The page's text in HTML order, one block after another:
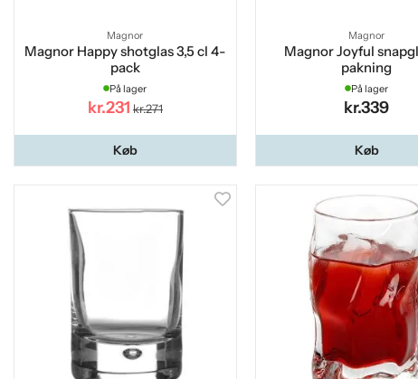
Magnor
Magnor Happy shotglas 3,5 cl 4-
pack
På lager
kr.231 kr.271
Køb
Magnor
Magnor Joyful
pakning
På lager
kr.339
Køb